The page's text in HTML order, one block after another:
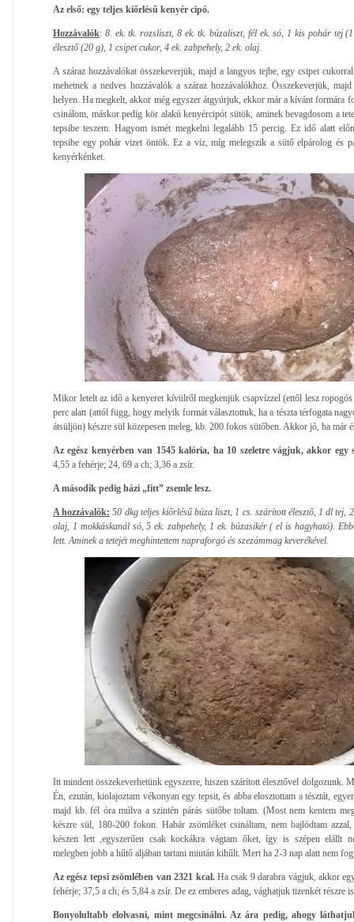
Az első: egy teljes kiőrlésű kenyér cipó.
Hozzávalók: 8. ek. tk. rozsliszt, 8 ek. tk. búzaliszt, fél ek. só, 1 kis pohár tej
élesztő (20 g), 1 csipet cukor, 4 ek. zabpehely, 2 ek. olaj.
A száraz hozzávalókat összekeverjük, majd a langyos tejbe, egy csipet
mehetnek a nedves hozzávalók a száraz hozzávalókhoz. Összekeverjük,
helyen. Ha megkelt, akkor még egyszer átgyúrjuk, ekkor már a kívánt formára
csinálom, máskor pedig kör alakú kenyércipót sütök, aminek bevagdosom a
tepsibe teszem. Hagyom ismét megkelni legalább 15 percig. Ez idő alatt
tepsibe egy pohár vizet öntök. Ez a víz, míg melegszik a sütő elpárolog és
kenyérkénket.
Mikor letelt az idő a kenyeret kívülről megkenjük csapvízzel (ettől lesz
perc alatt (attól függ, hogy melyik formát választottuk, ha a tészta térfogata
átsüljön) készre sül közepesen meleg, kb. 200 fokos sütőben. Akkor jó, ha már
Az egész kenyérben van 1545 kalória, ha 10 szeletre vágjuk, akkor egy
4,55 a fehérje; 24, 69 a ch; 3,36 a zsír.
A második pedig házi „fitt” zsemle lesz.
A hozzávalók: 50 dkg teljes kiőrlésű búza liszt, 1 cs. szárított élesztő, 1 dl tej,
olaj, 1 mokkáskanál só, 5 ek. zabpehely, 1 ek. búzasikér ( el is hagyható).
lett. Aminek a tetejét meghintettem napraforgó és szezámmag keverékével.
Itt mindent összekeverhetünk egyszerre, hiszen szárított élesztővel dolgozunk.
Én, ezután, kiolajoztam vékonyan egy tepsit, és abba elosztottam a tésztát,
majd kb. fél óra múlva a szintén párás sütőbe toltam. (Most nem kentem
készre sül, 180-200 fokon. Habár zsömléket csináltam, nem bajlódtam
készen lett ,egyszerűen csak kockákra vágtam őket, így is szépen elállt
melegben jobb a hűtő aljában tartani miután kihűlt. Mert ha 2-3 nap alatt nem
Az egész tepsi zsömlében van 2321 kcal.Ha csak 9 darabra vágjuk, akkor
fehérje; 37,5 a ch; és 5,84 a zsír. De ez emberes adag, vághatjuk tizenkét részre
Bonyolultabb elolvasni, mint megcsinálni. Az ára pedig, ahogy